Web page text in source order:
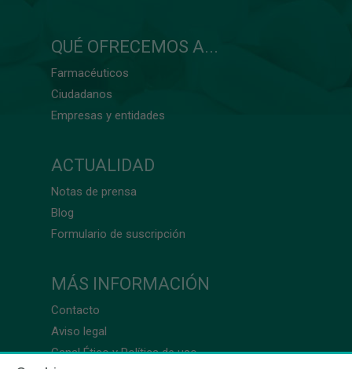
QUÉ OFRECEMOS A...
Farmacéuticos
Ciudadanos
Empresas y entidades
ACTUALIDAD
Notas de prensa
Blog
Formulario de suscripción
MÁS INFORMACIÓN
Contacto
Aviso legal
Canal Ético y Política de uso